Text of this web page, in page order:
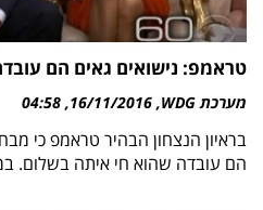
טראמפ: נישואים גאים הם
מערכת WDG 16/11/2016
04:58
בראיון הנצחון הבהיר טראמפ כי
הם עובדה שהוא חי איתה בשלום.